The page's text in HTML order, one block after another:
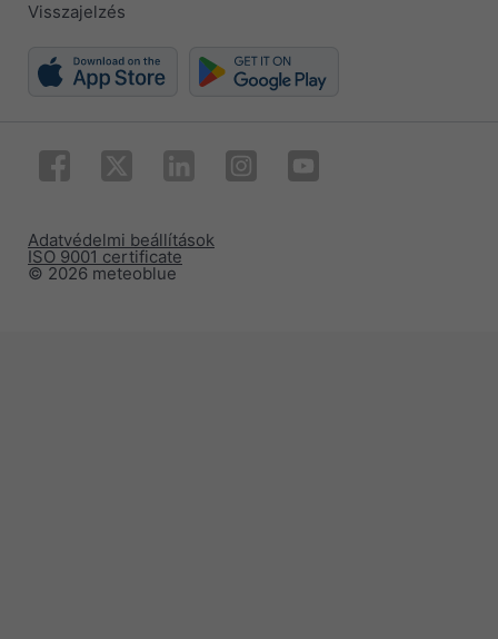
Visszajelzés
© 2026 meteoblue
ISO 9001 certificate
Adatvédelmi beállítások